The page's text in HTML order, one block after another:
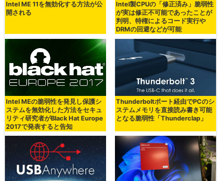
Intel ME 11を無効化する方法が公
開される
Intel製CPUの「修正済み」脆弱性
が実は修正不可能であったことが
判明、特権によるコード実行や
DRMの回避などが可能
Intel MEの脆弱性を発見し保護シ
ステムを無効化した方法をセキュ
リティ研究者がBlack Hat Europe
2017で発表すると告知
Thunderboltポート経由でPCのシ
ステムメモリを直接読み書き可能
となる脆弱性「Thunderclap」